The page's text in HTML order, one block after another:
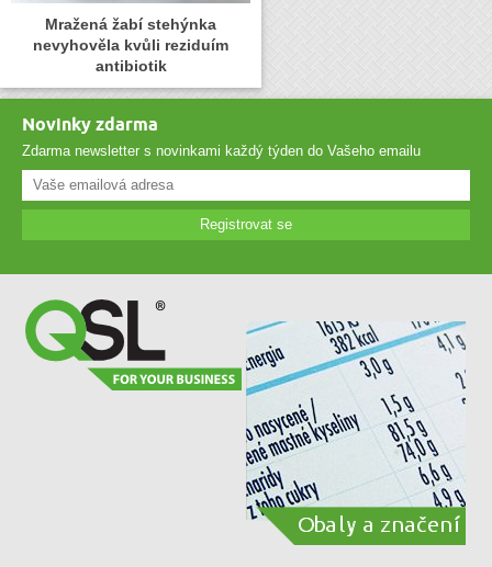
Mražená žabí stehýnka
nevyhověla kvůli reziduím
antibiotik
Novinky zdarma
Zdarma newsletter s novinkami každý týden do Vašeho emailu
Registrovat se